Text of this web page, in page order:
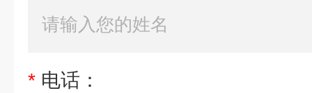
* 电话：